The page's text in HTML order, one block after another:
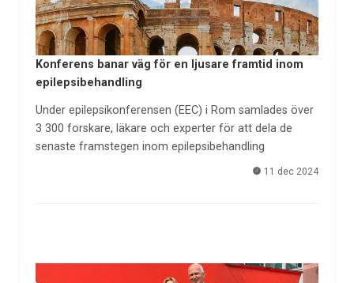
Konferens banar väg för en ljusare framtid inom
epilepsibehandling
Under epilepsikonferensen (EEC) i Rom samlades över
3 300 forskare, läkare och experter för att dela de
senaste framstegen inom epilepsibehandling
11 dec 2024